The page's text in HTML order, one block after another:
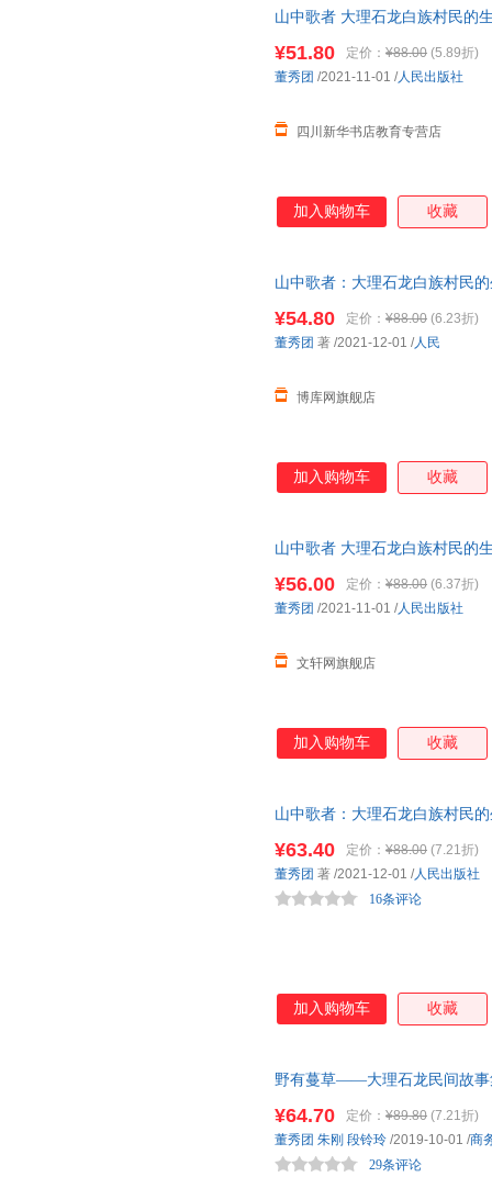
山中歌者 大理石龙白族村民的
¥51.80 定价： ¥88.00 (5.89折)
四川新华书店教育专营店
董秀团 /2021-11-01 /人民出版社
加入购物车 收藏
山中歌者：大理石龙白族村民
¥54.80 定价： ¥88.00 (6.23折)
博库网旗舰店
董秀团 著 /2021-12-01 /人民
加入购物车 收藏
山中歌者 大理石龙白族村民的
¥56.00 定价： ¥88.00 (6.37折)
文轩网旗舰店
董秀团 /2021-11-01 /人民出版社
加入购物车 收藏
山中歌者：大理石龙白族村民
¥63.40 定价： ¥88.00 (7.21折)
16条评论
董秀团 著 /2021-12-01 /人民出版社
加入购物车 收藏
野有蔓草——大理石龙民间故事
¥64.70 定价： ¥89.80 (7.21折)
29条评论
董秀团 朱刚 段铃玲 /2019-10-01 /商